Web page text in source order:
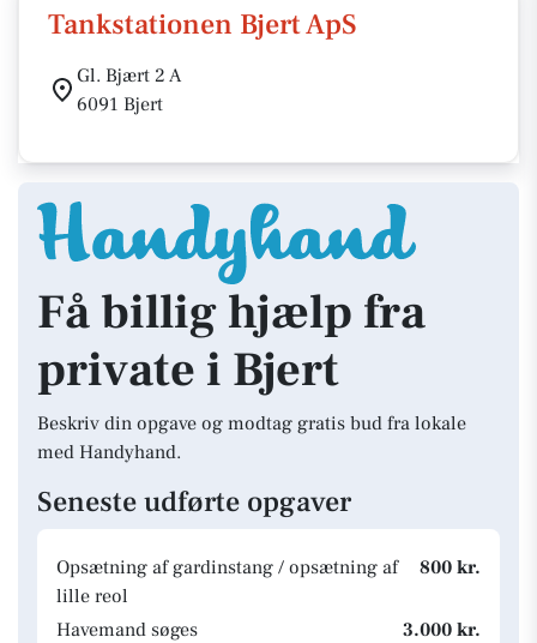
Tankstationen Bjert ApS
Gl. Bjært 2 A
6091 Bjert
Få billig hjælp fra
private i Bjert
Beskriv din opgave og modtag gratis bud fra lokale
med Handyhand.
Seneste udførte opgaver
Opsætning af gardinstang / opsætning af
lille reol
800 kr.
Havemand søges
3.000 kr.